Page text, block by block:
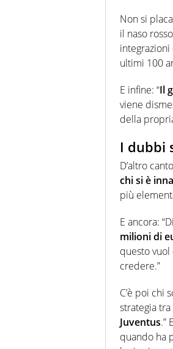
Non si
il naso
ultimi 100
E infine: “Il
viene
della
I dubbi
D’altro
chi si è
più
E ancora:
milioni di
questo vuol
credere.”
C’è poi chi
strategia tra
Juventus.”
quando ha